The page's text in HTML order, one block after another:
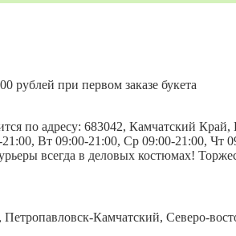
рублей при первом заказе букета
по адресу: 683042, Камчатский
Вт 09:00-21:00, Ср 09:00-21:00, Чт
всегда в деловых костюмах!
Камчатский, Северо-